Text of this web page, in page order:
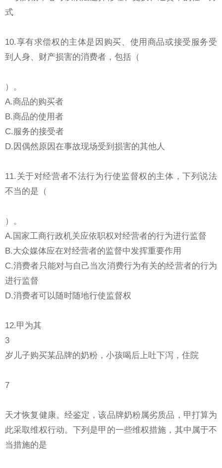
式
10.享有求偿权的主体是因购买、使用商品或接受服务受
到人身、财产损害的消费者，包括（
）。
A.商品的购买者
B.商品的使用者
C.服务的接受者
D.因偶然原因在事故现场受到损害的其他人
11.关于对经营者不法行为行使监督权的主体，下列说法
不当的是（
）。
A.国家工商行政机关应依职权对经营者的行为进行监督
B.大众媒体应在对经营者的监督中发挥重要作用
C.消费者只能对与自己当次消费行为有关的经营者的行为
进行监督
D.消费者可以随时随地行使监督权
12.甲为其
3
岁儿子购买某品牌的奶粉，小孩喝后上吐下泻，住院
7
天才恢复健康。经鉴定，该品牌奶粉属劣质品，甲打算为
此采取维权行动。下列是甲的一些维权措施，其中属于不
当措施的是